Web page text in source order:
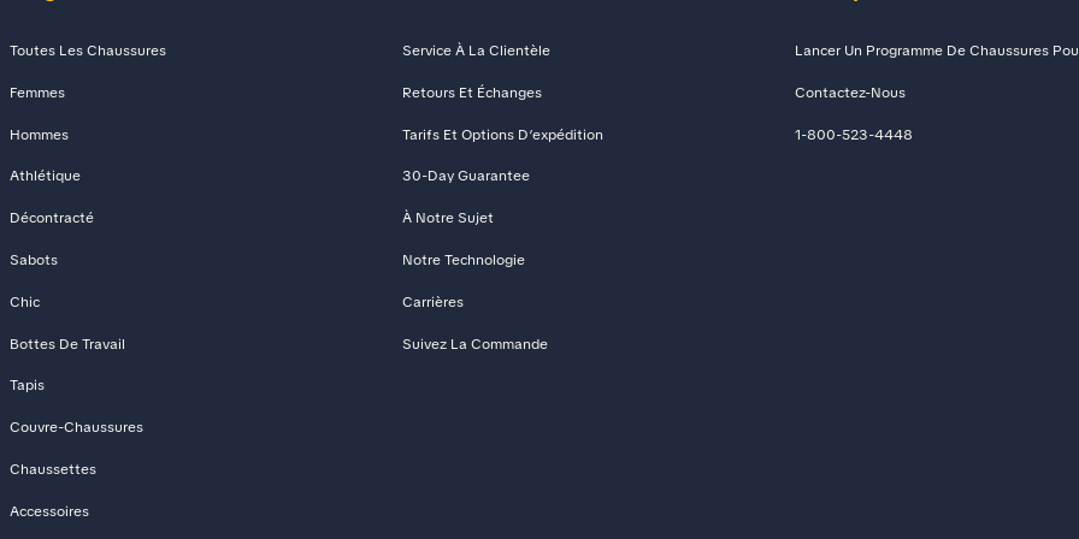
Toutes Les Chaussures
Femmes
Hommes
Athlétique
Décontracté
Sabots
Chic
Bottes De Travail
Tapis
Couvre-Chaussures
Chaussettes
Accessoires
Service À La Clientèle
Retours Et Échanges
Tarifs Et Options D’expédition
30-Day Guarantee
À Notre Sujet
Notre Technologie
Carrières
Suivez La Commande
Lancer Un Programme De Chaussures
Contactez-Nous
1-800-523-4448